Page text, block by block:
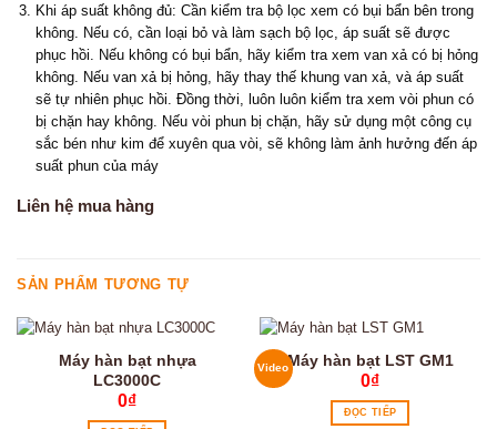
Khi áp suất không đủ: Cần kiểm tra bộ lọc xem có bụi bẩn bên trong
không. Nếu có, cần loại bỏ và làm sạch bộ lọc, áp suất sẽ được
phục hồi. Nếu không có bụi bẩn, hãy kiểm tra xem van xả có bị hỏng
không. Nếu van xả bị hỏng, hãy thay thế khung van xả, và áp suất
sẽ tự nhiên phục hồi. Đồng thời, luôn luôn kiểm tra xem vòi phun có
bị chặn hay không. Nếu vòi phun bị chặn, hãy sử dụng một công cụ
sắc bén như kim để xuyên qua vòi, sẽ không làm ảnh hưởng đến áp
suất phun của máy
Liên hệ mua hàng
SẢN PHẨM TƯƠNG TỰ
Máy hàn bạt nhựa
LC3000C
0₫
VideoMáy hàn bạt LST GM1
0₫
ĐỌC TIẾP